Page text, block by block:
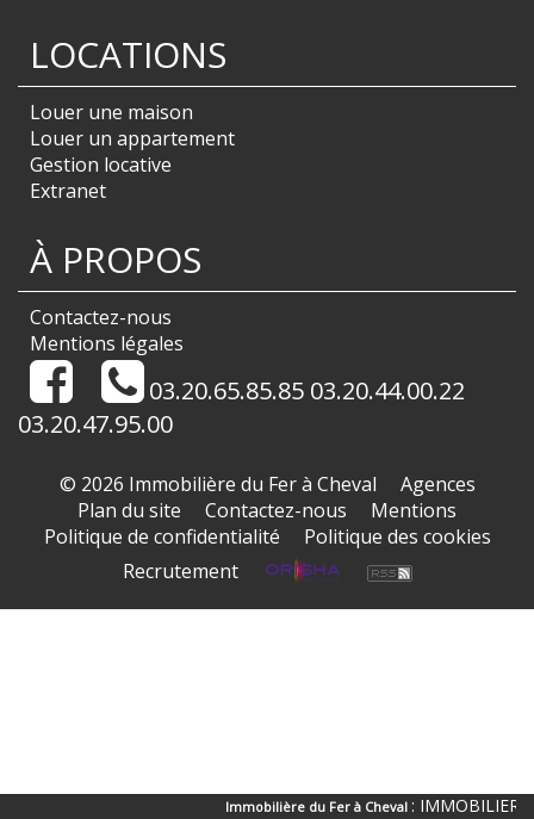
LOCATIONS
Louer une maison
Louer un appartement
Gestion locative
Extranet
À PROPOS
Contactez-nous
Mentions légales
03.20.65.85.85 03.20.44.00.22
03.20.47.95.00
© 2026 Immobilière du Fer à Cheval
Agences
Plan du site
Contactez-nous
Mentions
Politique de confidentialité
Politique des cookies
Recrutement
Immobilière du Fer à Cheval : IMMOBILIER CROIX